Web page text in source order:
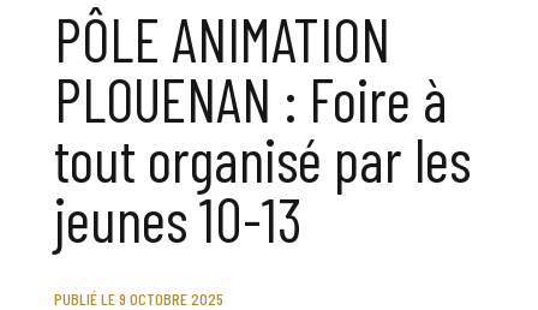
PÔLE ANIMATION
PLOUENAN : Foire à
tout organisé par les
jeunes 10-13
PUBLIÉ LE 9 OCTOBRE 2025